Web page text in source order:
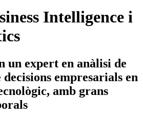
Intelligence i
un expert en anàlisi de
decisions empresarials en
amb grans